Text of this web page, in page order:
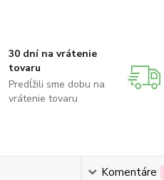
30 dní na vrátenie
tovaru
Predĺžili sme dobu na
vrátenie tovaru
Komentáre